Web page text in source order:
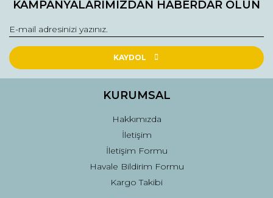
KAMPANYALARIMIZDAN HABERDAR OLUN
KAYDOL
KURUMSAL
Hakkımızda
İletişim
İletişim Formu
Havale Bildirim Formu
Kargo Takibi